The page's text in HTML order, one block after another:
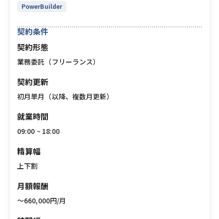
PowerBuilder
契約条件
契約形態
業務委託（フリーランス）
契約更新
初月単月（以降、複数月更新）
就業時間
09:00 ~ 18:00
精算幅
上下割
月額報酬
〜660,000円/月